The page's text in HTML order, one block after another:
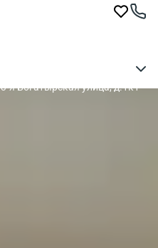
3-я Богатырская улица, д.1к1